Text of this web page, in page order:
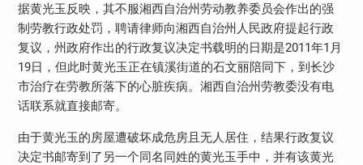
据黄光玉反映，其不服湘西自治州劳动教养委员会作出的强
制劳教行政处罚，聘请律师向湘西自治州人民政府提起行政
复议，州政府作出的行政复议决定书载明的日期是2011年1月
19日，但此时黄光玉正在镇溪街道的石文丽陪同下，到长沙
市治疗在劳教所落下的心脏疾病。湘西自治州劳教委没有电
话联系就直接邮寄。
由于黄光玉的房屋遭破坏成危房且无人居住，结果行政复议
决定书邮寄到了另一个同名同姓的黄光玉手中，并有该黄光